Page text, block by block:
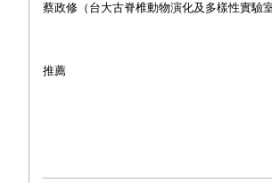
蔡政修（台大古脊椎動物演化及多樣性實驗室
推薦